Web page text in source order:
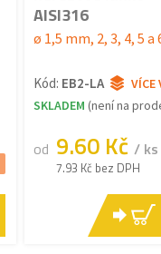
AISI316
ø 1,5 mm, 2, 3, 4, 5 a
Kód: EB2-LA
VÍCE
SKLADEM (není na
od 9.60 Kč / ks
7.93 Kč bez DPH